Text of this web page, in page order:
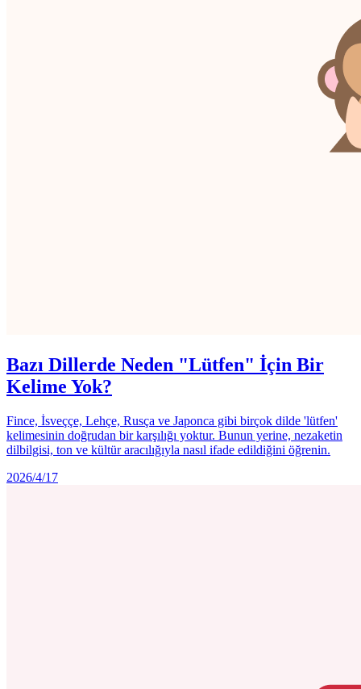
Bazı Dillerde Neden "Lütfen" İçin Bir
Kelime Yok?
Fince, İsveççe, Lehçe, Rusça ve Japonca gibi birçok dilde 'lütfen'
kelimesinin doğrudan bir karşılığı yoktur. Bunun yerine, nezaketin
dilbilgisi, ton ve kültür aracılığıyla nasıl ifade edildiğini öğrenin.
2026/4/17